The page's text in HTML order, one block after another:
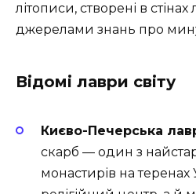
літописи, створені в
джерелами знань про
Відомі лаври світу
Києво-Печерська
скарб — один з
монастирів на